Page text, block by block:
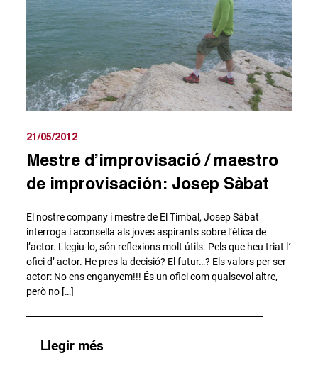
21/05/2012
Mestre d’improvisació / maestro
de improvisación: Josep Sàbat
El nostre company i mestre de El Timbal, Josep Sàbat
interroga i aconsella als joves aspirants sobre l’ètica de
l’actor. Llegiu-lo, són reflexions molt útils. Pels que heu triat l´
ofici d’ actor. He pres la decisió? El futur…? Els valors per ser
actor: No ens enganyem!!! És un ofici com qualsevol altre,
però no […]
Llegir més